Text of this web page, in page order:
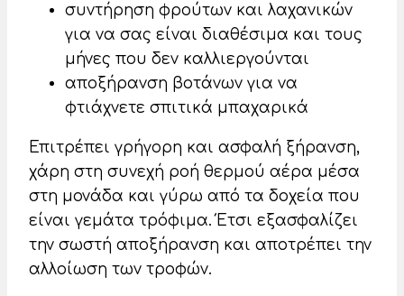
συντήρηση φρούτων και λαχανικών
για να σας είναι διαθέσιμα και τους
μήνες που δεν καλλιεργούνται
αποξήρανση βοτάνων για να
φτιάχνετε σπιτικά μπαχαρικά
Επιτρέπει γρήγορη και ασφαλή ξήρανση,
χάρη στη συνεχή ροή θερμού αέρα μέσα
στη μονάδα και γύρω από τα δοχεία που
είναι γεμάτα τρόφιμα. Έτσι εξασφαλίζει
την σωστή αποξήρανση και αποτρέπει την
αλλοίωση των τροφών.